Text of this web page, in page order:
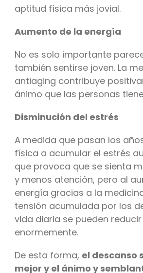
aptitud física más jovial.
Aumento de la energía
No es solo importante
también sentirse joven. La
antiaging contribuye
ánimo que las personas
Disminución del estrés
A medida que pasan los
física a acumular el estrés
que provoca que se sienta
y menos atención, pero al
energía gracias a la
tensión acumulada por los
vida diaria se pueden reducir
enormemente.
De esta forma, el descanso
mejor y el ánimo y